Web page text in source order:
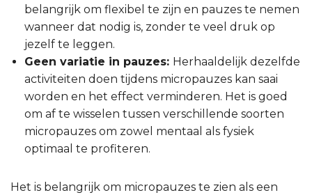
belangrijk om flexibel te zijn en pauzes te nemen
wanneer dat nodig is, zonder te veel druk op
jezelf te leggen.
Geen variatie in pauzes: Herhaaldelijk dezelfde
activiteiten doen tijdens micropauzes kan saai
worden en het effect verminderen. Het is goed
om af te wisselen tussen verschillende soorten
micropauzes om zowel mentaal als fysiek
optimaal te profiteren.
Het is belangrijk om micropauzes te zien als een